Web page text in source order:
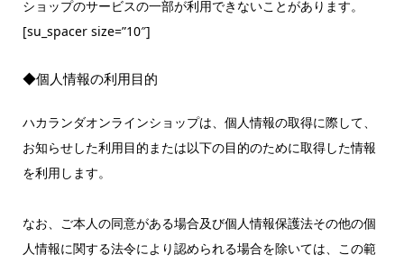
ショップのサービスの一部が利用できないことがあります。
[su_spacer size=”10″]
◆個人情報の利用目的
ハカランダオンラインショップは、個人情報の取得に際して、
お知らせした利用目的または以下の目的のために取得した情報
を利用します。
なお、ご本人の同意がある場合及び個人情報保護法その他の個
人情報に関する法令により認められる場合を除いては、この範